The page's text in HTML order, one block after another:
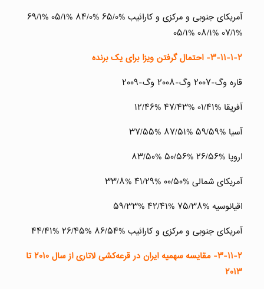
آمریکای جنوبی و مرکزی و کارائیب %۶۵/۰ %۸۴/۰ %۰۵/۱ %۶۹/۱
%۰۷/۱ %۰۸/۱ %۰۵/۱
۳-۱۱-۱-۲- احتمال گرفتن ویزا برای یک برنده
قاره وگ-۲۰۰۷ وگ-۲۰۰۸ وگ-۲۰۰۹
آفریقا %۰۱/۴۱ %۴۷/۴۳ %۱۲/۴۶
آسیا %۵۹/۵۹ %۸۷/۵۱ %۳۷/۵۵
اروپا %۲۶/۵۶ %۵۰/۵۶ %۸۳/۵۰
آمریکای شمالی %۰۰/۵۰ %۴۱/۲۹ %۳۳/۸
اقیانوسیه %۷۵/۳۸ %۴۲/۴۱ %۵۹/۳۳
آمریکای جنوبی و مرکزی و کارائیب %۸۶/۵۴ %۲۶/۴۵ %۴۴/۴۱
۳-۱۱-۲-
مقایسه سهمیه ایران در قرعه‌کشی لاتاری از سال ۲۰۱۰ تا
۲۰۱۳